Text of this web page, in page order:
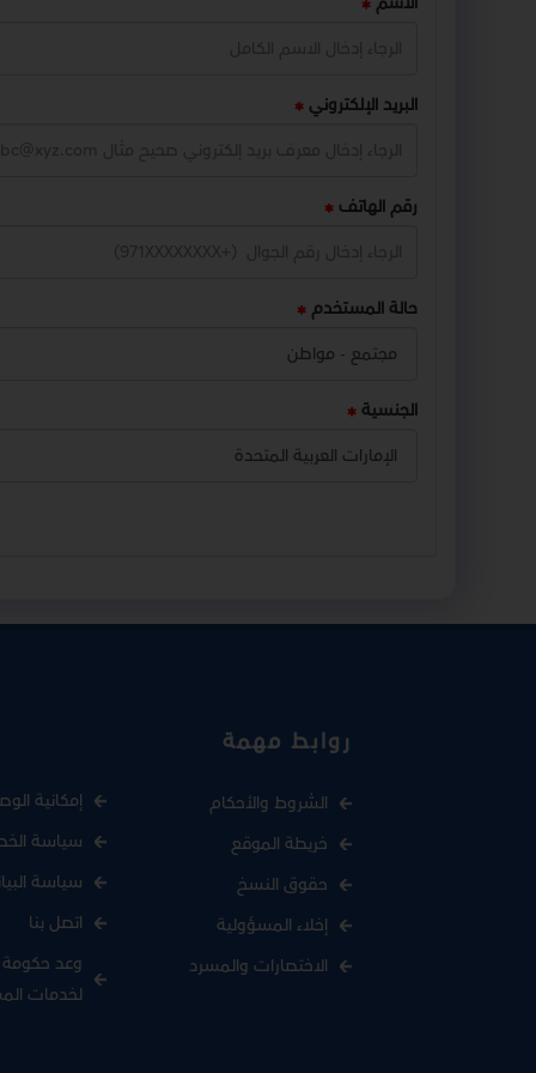
البريد الإلكتروني
رقم الهاتف
حالة المستخدم
الجنسية
روابط مهمة
الشروط والأحكام
خريطة الموقع
حقوق النسخ
إخلاء المسؤولية
الاختصارات والمسرد
إمكانية
سياسة
سياسة
اتصل بنا
وعد حكومة
لخدمات